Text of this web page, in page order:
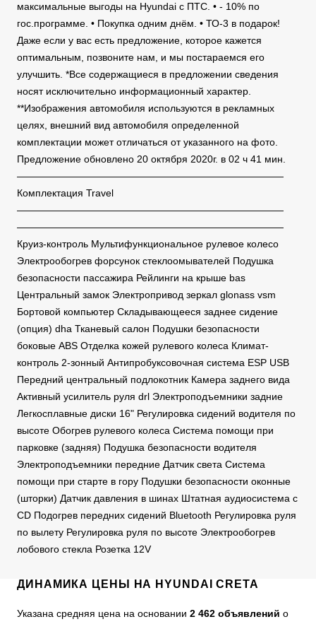
максимальные выгоды на Hyundai с ПТС. • - 10% по
гос.программе. • Покупка одним днём. • ТО-3 в подарок!
Даже если у вас есть предложение, которое кажется
оптимальным, позвоните нам, и мы постараемся его
улучшить. *Все содержащиеся в предложении сведения
носят исключительно информационный характер.
**Изображения автомобиля используются в рекламных
целях, внешний вид автомобиля определенной
комплектации может отличаться от указанного на фото.
Предложение обновлено 20 октября 2020г. в 02 ч 41 мин.
———————————————————————————
Комплектация Travel
———————————————————————————
———————————————————————————
Круиз-контроль Мультифункциональное рулевое колесо
Электрообогрев форсунок стеклоомывателей Подушка
безопасности пассажира Рейлинги на крыше bas
Центральный замок Электропривод зеркал glonass vsm
Бортовой компьютер Складывающееся заднее сидение
(опция) dha Тканевый салон Подушки безопасности
боковые ABS Отделка кожей рулевого колеса Климат-
контроль 2-зонный Антипробуксовочная система ESP USB
Передний центральный подлокотник Камера заднего вида
Активный усилитель руля drl Электроподъемники задние
Легкосплавные диски 16" Регулировка сидений водителя по
высоте Обогрев рулевого колеса Система помощи при
парковке (задняя) Подушка безопасности водителя
Электроподъемники передние Датчик света Система
помощи при старте в гору Подушки безопасности оконные
(шторки) Датчик давления в шинах Штатная аудиосистема с
CD Подогрев передних сидений Bluetooth Регулировка руля
по вылету Регулировка руля по высоте Электрообогрев
лобового стекла Розетка 12V
ДИНАМИКА ЦЕНЫ НА HYUNDAI CRETA
Указана средняя цена на основании 2 462 объявлений о